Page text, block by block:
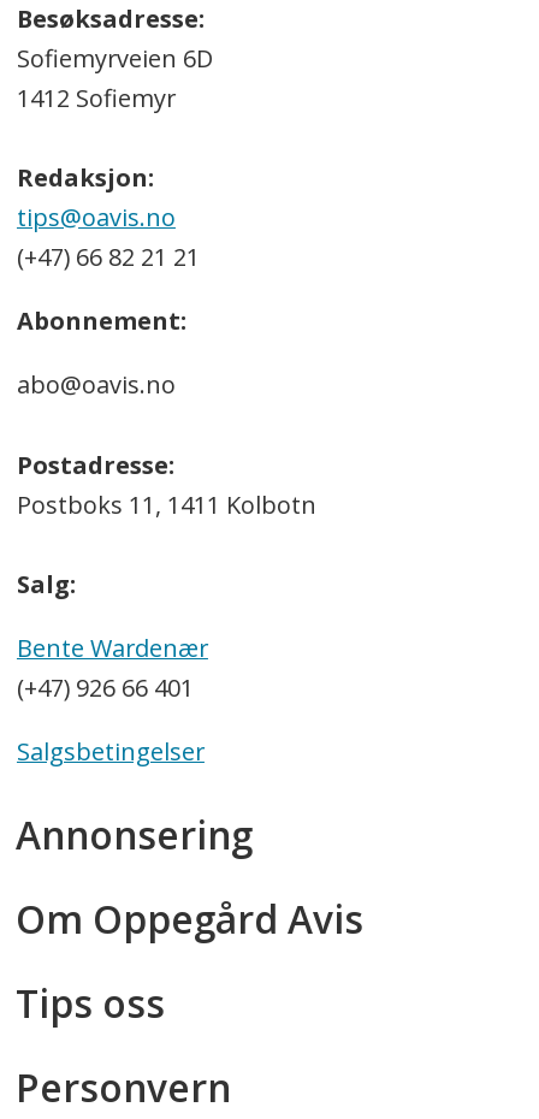
Besøksadresse:
Sofiemyrveien 6D
1412 Sofiemyr
Redaksjon:
tips@oavis.no
(+47) 66 82 21 21
Abonnement:
abo@oavis.no
Postadresse:
Postboks 11, 1411 Kolbotn
Salg:
Bente Wardenær
(+47) 926 66 401
Salgsbetingelser
Annonsering
Om Oppegård Avis
Tips oss
Personvern